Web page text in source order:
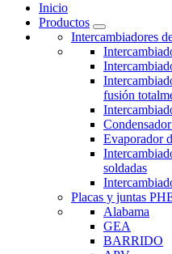
Inicio
Productos
Intercambiadores
fusión
Evaporador
soldadas
Placas y juntas
Alabama
GEA
BARRIDO